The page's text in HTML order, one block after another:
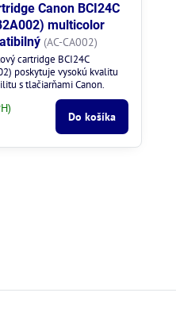
Canon BCI24C
multicolor
(AC-CA002)
cartridge BCI24C
poskytuje vysokú kvalitu
s tlačiarňami Canon.
Do košíka